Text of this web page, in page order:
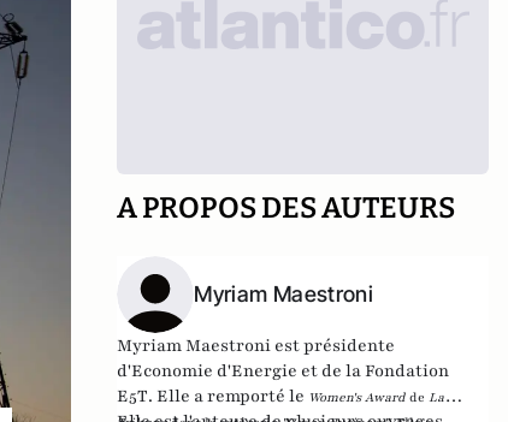
A PROPOS DES AUTEURS
Myriam Maestroni
Myriam Maestroni est présidente
d'Economie d'Energie et dela Fondation
E5T. Elle a remporté le Women's AwarddeLa